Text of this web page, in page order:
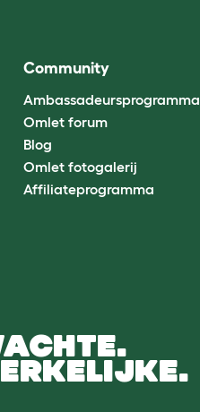
Community
Ambassadeursprogramma
Omlet forum
Blog
Omlet fotogalerij
Affiliateprogramma